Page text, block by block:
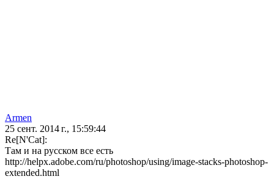
Аrmen
25 сент. 2014 г., 15:59:44
Re[N'Cat]:
Там и на русском все есть
http://helpx.adobe.com/ru/photoshop/using/image-stacks-photoshop-
extended.html